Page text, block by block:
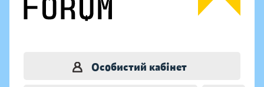
Особистий кабінет